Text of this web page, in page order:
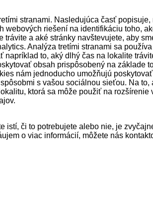
stranami. Nasledujúca časť
riešení na identifikáciu toho,
a aké stránky navštevujete, aby
Analýza tretími stranami sa
to, aký dlhý čas na lokalite
obsah prispôsobený na základe
nám jednoducho umožňujú
s vašou sociálnou sieťou. Na
ktorá sa môže použiť na
istí, či to potrebujete alebo nie, je
o viac informácií, môžete nás